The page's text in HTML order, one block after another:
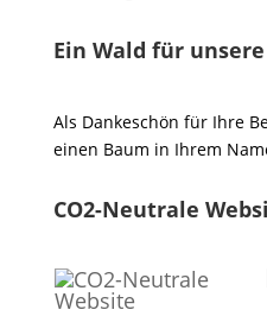
Ein Wald für
Als Dankeschön für Ihre
einen Baum in Ihrem
CO2-Neutrale